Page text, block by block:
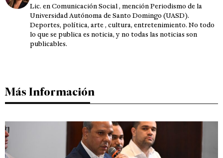
Lic. en Comunicación Social , mención Periodismo de la
Universidad Autónoma de Santo Domingo (UASD).
Deportes, política, arte , cultura, entretenimiento. No todo
lo que se publica es noticia, y no todas las noticias son
publicables.
Más Información